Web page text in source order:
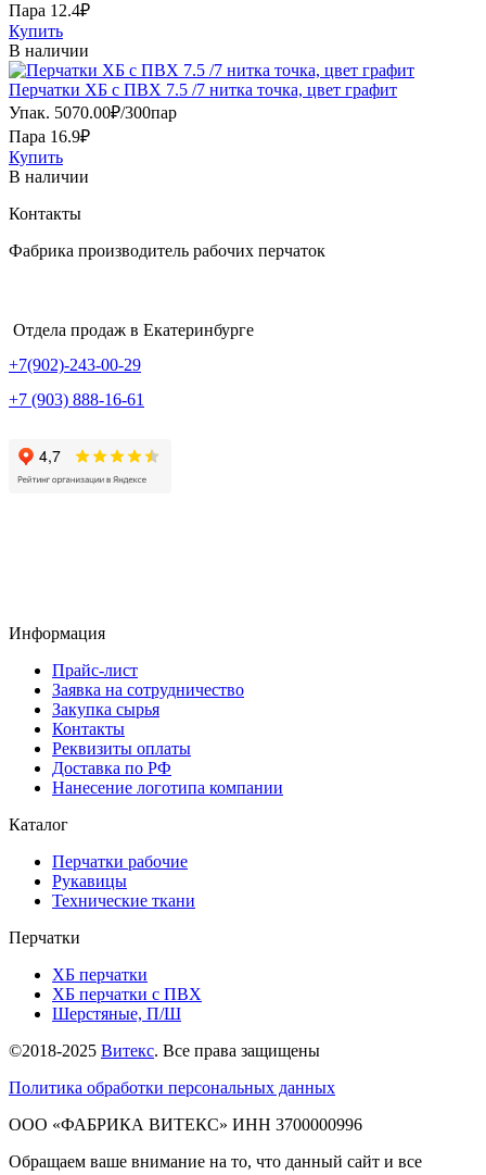
Пара 12.4₽
Купить
В наличии
Перчатки ХБ с ПВХ 7.5 /7 нитка точка, цвет графит
Упак. 5070.00₽/300пар
Пара 16.9₽
Купить
В наличии
Контакты
Фабрика производитель рабочих перчаток
Отдела продаж в Екатеринбурге
+7(902)-243-00-29
+7 (903) 888-16-61
Информация
Прайс-лист
Заявка на сотрудничество
Закупка сырья
Контакты
Реквизиты оплаты
Доставка по РФ
Нанесение логотипа компании
Каталог
Перчатки рабочие
Рукавицы
Технические ткани
Перчатки
ХБ перчатки
ХБ перчатки с ПВХ
Шерстяные, П/Ш
©2018-2025 Витекс. Все права защищены
Политика обработки персональных данных
ОOO «ФАБРИКА ВИТЕКС» ИНН 3700000996
Обращаем ваше внимание на то, что данный сайт и все